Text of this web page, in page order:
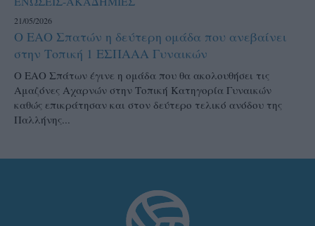
21/05/2026
Ο ΕΑΟ Σπατών η δεύτερη ομάδα που ανεβαίνει
στην Τοπική 1 ΕΣΠΑΑΑ Γυναικών
Ο ΕΑΟ Σπάτων έγινε η ομάδα που θα ακολουθήσει τις
Αμαζόνες Αχαρνών στην Τοπική Κατηγορία Γυναικών
καθώς επικράτησαν και στον δεύτερο τελικό ανόδου της
Παλλήνης...